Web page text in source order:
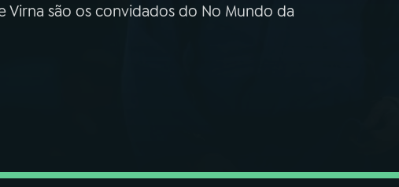
Virna são os convidados do No Mundo da